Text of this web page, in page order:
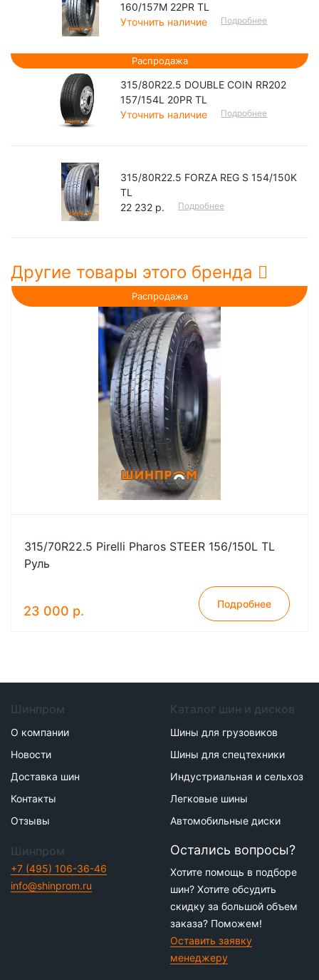
160/157M 22PR TL
Уточнить наличие
Подробнее
Распродажа
315/80R22.5 DOUBLE COIN RR202
157/154L 20PR TL
Уточнить наличие
Подробнее
315/80R22.5 FORZA REG S 154/150K
TL
22 232 р.
Подробнее
Другие товары этого бренда
Распродажа
315/70R22.5 Pirelli Pharos STEER 156/150L TL
Руль
23 000 р. Подробнее
Шинпром
О компании
Новости
Доставка шин
Контакты
Отзывы
Каталог шин и дисков
Шины для грузовиков
Шины для спецтехники
Индустриальная и сельхоз
Легковые шины
Автомобильные диски
Шинпром
+7 (495) 106-36-46
info@shinprom.ru
Остались вопросы?
Хотите помощь в подборе
шин? Хотите обсудить
скидку за большой объем
заказа? Поможем!
Оставить заявку
менеджеру